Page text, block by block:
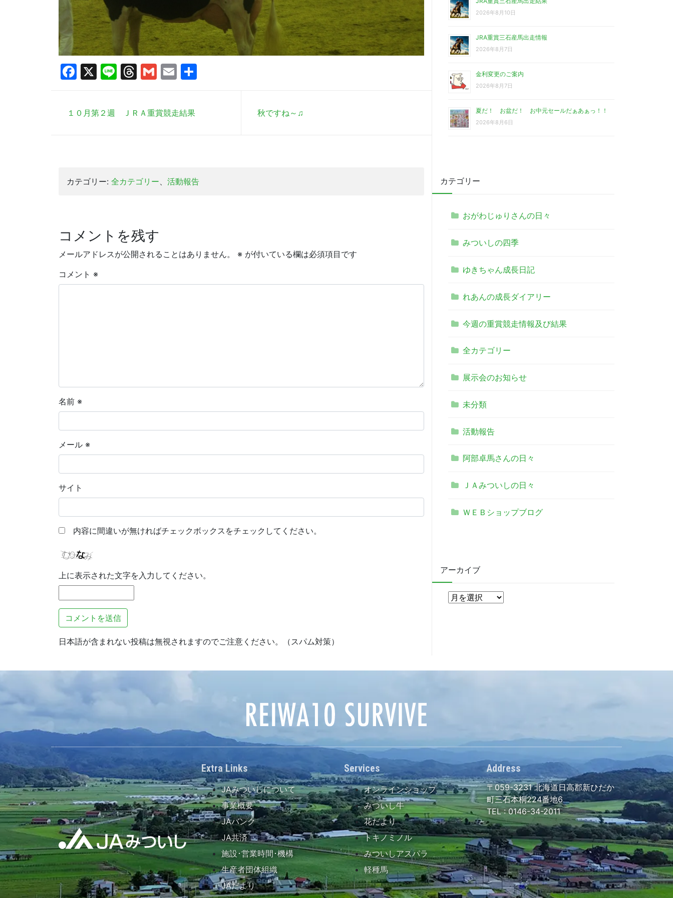
Facebook
X LineThreads
Gmail
Email
１０月第２週 ＪＲＡ重賞競走結果 秋ですね～♫
カテゴリー: 全カテゴリー 活動報告
コメントを残す
メールアドレスが公開されることはありません。 ※ が付いている欄は必須項目です
コメント ※
名前 ※
メール ※
サイト
内容に間違いが無ければチェックボックスをチェックしてください。
上に表示された文字を入力してください。
日本語が含まれない投稿は無視されますのでご注意ください。（スパム対策）
2026年8月10日
JRA重賞三石産馬出走情報
2026年8月7日
金利変更のご案内
2026年8月7日
夏だ！ お盆だ！ お中元セールだぁあぁっ！！
2026年8月6日
カテゴリー
おがわじゅりさんの日々
みついしの四季
ゆきちゃん成長日記
れあんの成長ダイアリー
今週の重賞競走情報及び結果
全カテゴリー
展示会のお知らせ
未分類
活動報告
阿部卓馬さんの日々
ＪＡみついしの日々
ＷＥＢショップブログ
アーカイブ
ア
Extra Links
JAみついしについて
事業概要
JAバンク
JA共済
施設･営業時間･機構
生産者団体組織
JAだより
Services
オンラインショップ
みついし牛
花だより
トキノミノル
みついしアスパラ
軽種馬
Address
〒059-3231北海道日高郡新ひだか
町三石本桐224番地6
TEL :0146-34-2011